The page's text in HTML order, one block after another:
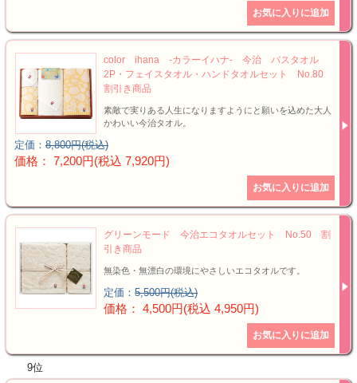
color ihana -カラーイハナ- 今治 バスタオル
2P・フェイスタオル・ハンドタオルセット No.80
割引き商品
素敵で実りある人生になりますようにと願いを込めた大人
かわいい今治タオル。
定価： 8,800円(税込)
価格： 7,200円(税込 7,920円)
グリーンモード 今治エコタオルセット No.50 割
引き商品
無染色・無漂白の環境にやさしいエコタオルです。
定価： 5,500円(税込)
価格： 4,500円(税込 4,950円)
9位